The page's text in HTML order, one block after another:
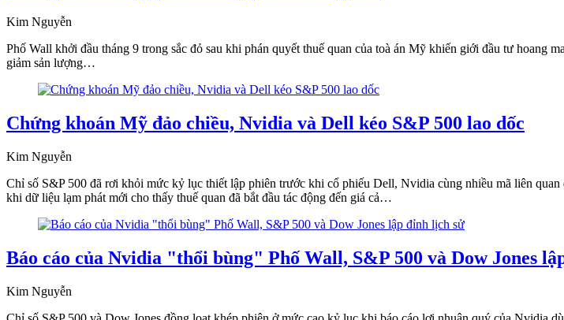
Kim Nguyễn
Phố Wall khởi đầu tháng 9 trong sắc đỏ sau khi phán quyết thuế quan của toà án Mỹ khiến giới đầu tư
giảm sản lượng…
Chứng khoán Mỹ đảo chiều, Nvidia và Dell kéo S&P 500 lao dốc
Kim Nguyễn
Chỉ số S&P 500 đã rơi khỏi mức kỷ lục thiết lập phiên trước khi cổ phiếu Dell, Nvidia cùng nhiều mã liên
khi dữ liệu lạm phát mới cho thấy thuế quan đã bắt đầu tác động đến giá cả…
Báo cáo của Nvidia "thổi bùng" Phố Wall, S&P 500 và Dow Jones
Kim Nguyễn